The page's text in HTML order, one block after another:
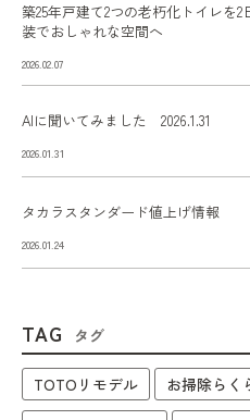
築25年戸建て2つの老朽化トイレを
装でおしゃれな空間へ
2026.02.07
AIに聞いてみました 2026.1.31
2026.01.31
タカラスタンダード値上げ情報
2026.01.24
TAG タグ
TOTOリモデル お掃除らく